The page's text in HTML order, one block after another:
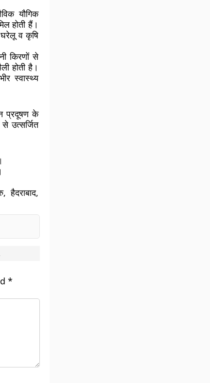
यौगिक
होती हैं।
व कृषि
किरणों से
होती है।
स्वास्थ्य
प्रदूषण के
उत्सर्जित
*